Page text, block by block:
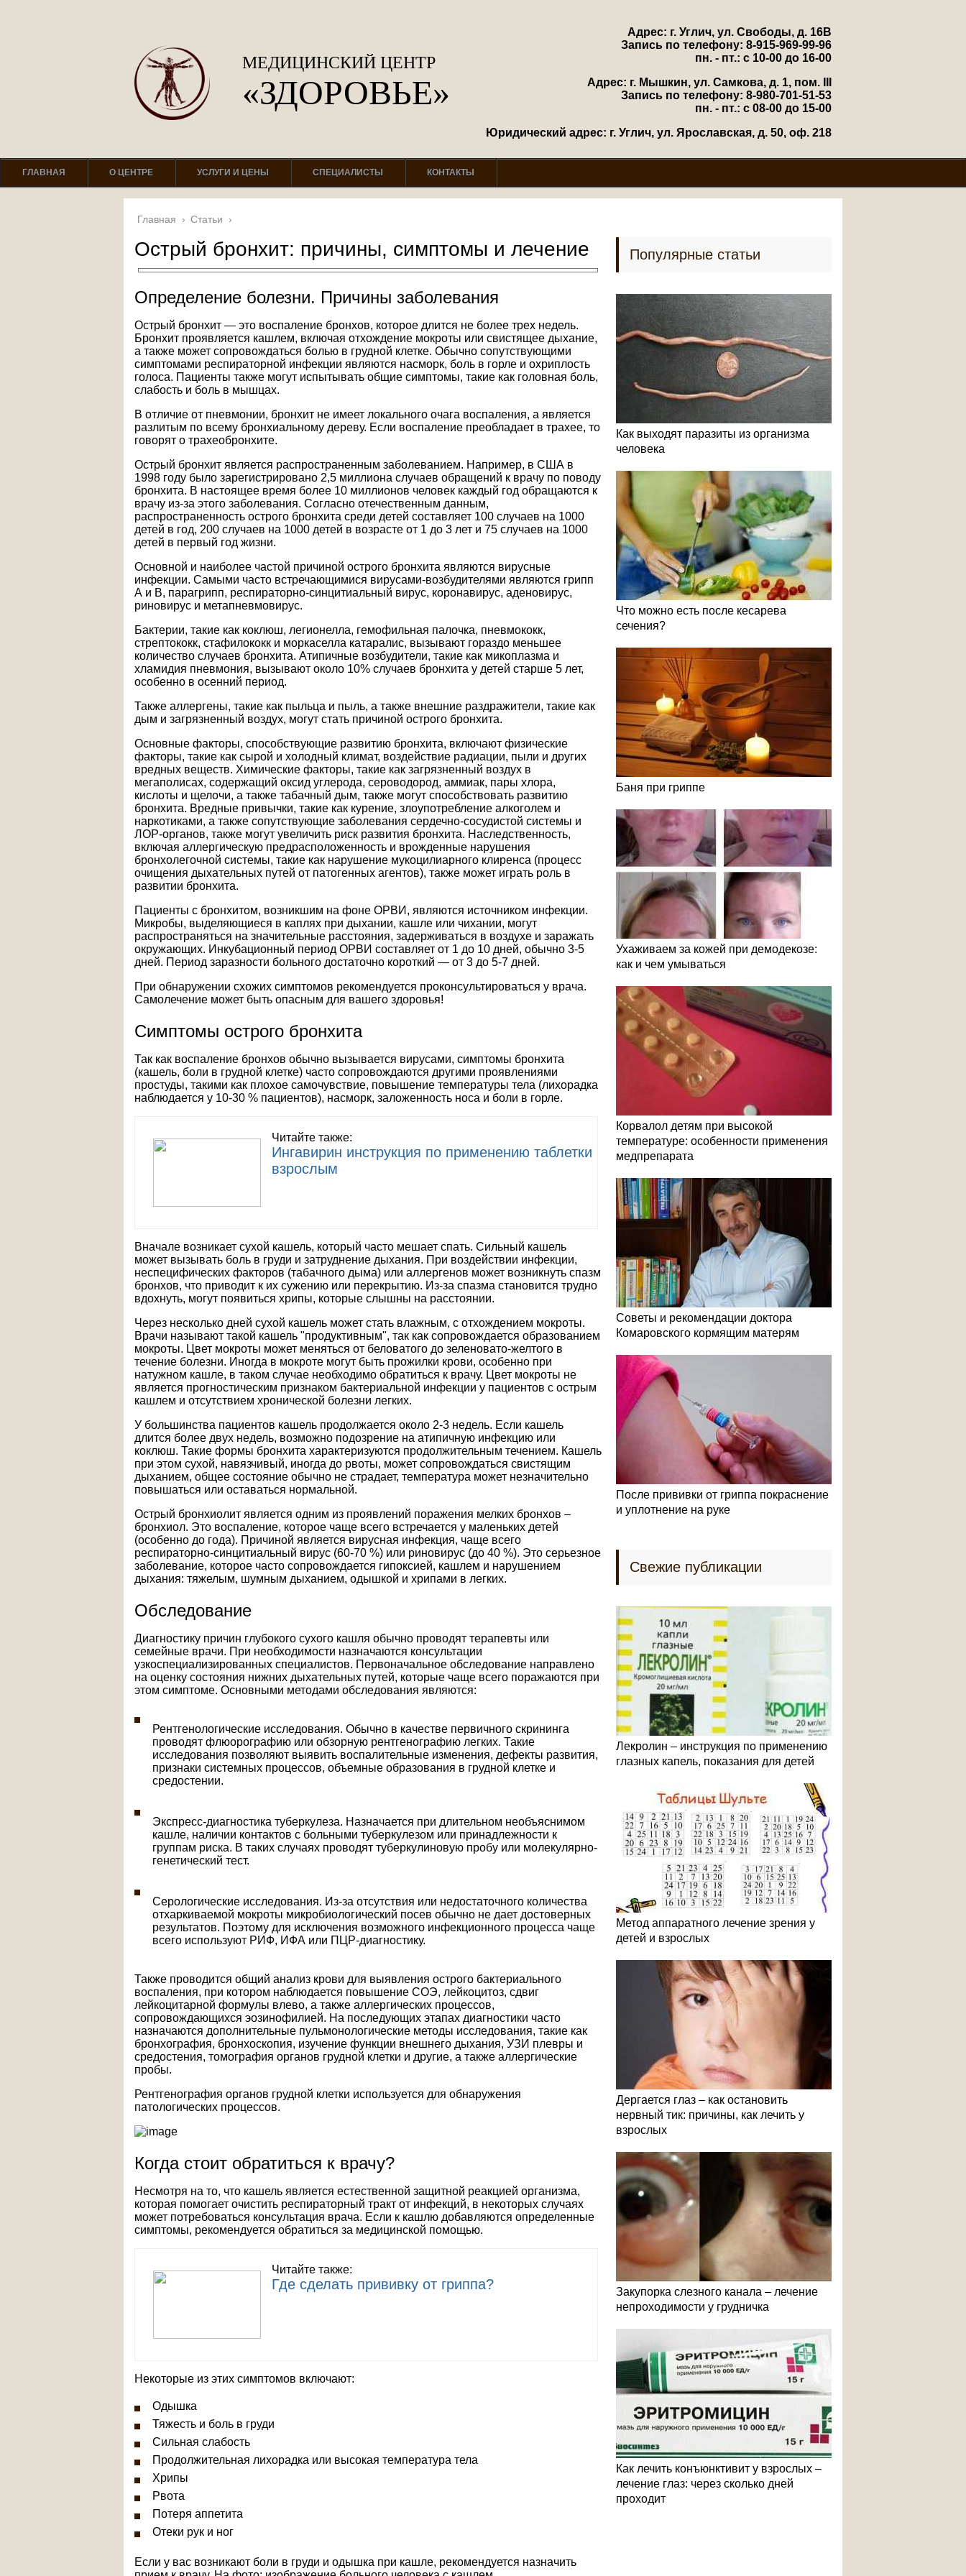
МЕДИЦИНСКИЙ ЦЕНТР
«ЗДОРОВЬЕ»
Адрес: г. Углич, ул. Свободы, д. 16В
Запись по телефону: 8-915-969-99-96
пн. - пт.: с 10-00 до 16-00
Адрес: г. Мышкин, ул. Самкова, д. 1, пом. III
Запись по телефону: 8-980-701-51-53
пн. - пт.: с 08-00 до 15-00
Юридический адрес: г. Углич, ул. Ярославская, д. 50, оф. 218
ГЛАВНАЯ О ЦЕНТРЕ УСЛУГИ И ЦЕНЫ СПЕЦИАЛИСТЫ КОНТАКТЫ
Главная › Статьи ›
Острый бронхит: причины, симптомы и лечение
Определение болезни. Причины заболевания
Острый бронхит — это воспаление бронхов, которое длится не более трех недель.
Бронхит проявляется кашлем, включая отхождение мокроты или свистящее дыхание,
а также может сопровождаться болью в грудной клетке. Обычно сопутствующими
симптомами респираторной инфекции являются насморк, боль в горле и охриплость
голоса. Пациенты также могут испытывать общие симптомы, такие как головная боль,
слабость и боль в мышцах.
В отличие от пневмонии, бронхит не имеет локального очага воспаления, а является
разлитым по всему бронхиальному дереву. Если воспаление преобладает в трахее, то
говорят о трахеобронхите.
Острый бронхит является распространенным заболеванием. Например, в США в
1998 году было зарегистрировано 2,5 миллиона случаев обращений к врачу по поводу
бронхита. В настоящее время более 10 миллионов человек каждый год обращаются к
врачу из-за этого заболевания. Согласно отечественным данным,
распространенность острого бронхита среди детей составляет 100 случаев на 1000
детей в год, 200 случаев на 1000 детей в возрасте от 1 до 3 лет и 75 случаев на 1000
детей в первый год жизни.
Основной и наиболее частой причиной острого бронхита являются вирусные
инфекции. Самыми часто встречающимися вирусами-возбудителями являются грипп
А и В, парагрипп, респираторно-синцитиальный вирус, коронавирус, аденовирус,
риновирус и метапневмовирус.
Бактерии, такие как коклюш, легионелла, гемофильная палочка, пневмококк,
стрептококк, стафилококк и моркаселла катаралис, вызывают гораздо меньшее
количество случаев бронхита. Атипичные возбудители, такие как микоплазма и
хламидия пневмония, вызывают около 10% случаев бронхита у детей старше 5 лет,
особенно в осенний период.
Также аллергены, такие как пыльца и пыль, а также внешние раздражители, такие как
дым и загрязненный воздух, могут стать причиной острого бронхита.
Основные факторы, способствующие развитию бронхита, включают физические
факторы, такие как сырой и холодный климат, воздействие радиации, пыли и других
вредных веществ. Химические факторы, такие как загрязненный воздух в
мегаполисах, содержащий оксид углерода, сероводород, аммиак, пары хлора,
кислоты и щелочи, а также табачный дым, также могут способствовать развитию
бронхита. Вредные привычки, такие как курение, злоупотребление алкоголем и
наркотиками, а также сопутствующие заболевания сердечно-сосудистой системы и
ЛОР-органов, также могут увеличить риск развития бронхита. Наследственность,
включая аллергическую предрасположенность и врожденные нарушения
бронхолегочной системы, такие как нарушение мукоцилиарного клиренса (процесс
очищения дыхательных путей от патогенных агентов), также может играть роль в
развитии бронхита.
Пациенты с бронхитом, возникшим на фоне ОРВИ, являются источником инфекции.
Микробы, выделяющиеся в каплях при дыхании, кашле или чихании, могут
распространяться на значительные расстояния, задерживаться в воздухе и заражать
окружающих. Инкубационный период ОРВИ составляет от 1 до 10 дней, обычно 3-5
дней. Период заразности больного достаточно короткий — от 3 до 5-7 дней.
При обнаружении схожих симптомов рекомендуется проконсультироваться у врача.
Самолечение может быть опасным для вашего здоровья!
Симптомы острого бронхита
Так как воспаление бронхов обычно вызывается вирусами, симптомы бронхита
(кашель, боли в грудной клетке) часто сопровождаются другими проявлениями
простуды, такими как плохое самочувствие, повышение температуры тела (лихорадка
наблюдается у 10-30 % пациентов), насморк, заложенность носа и боли в горле.
Читайте также:
Ингавирин инструкция по применению таблетки
взрослым
Вначале возникает сухой кашель, который часто мешает спать. Сильный кашель
может вызывать боль в груди и затруднение дыхания. При воздействии инфекции,
неспецифических факторов (табачного дыма) или аллергенов может возникнуть спазм
бронхов, что приводит к их сужению или перекрытию. Из-за спазма становится трудно
вдохнуть, могут появиться хрипы, которые слышны на расстоянии.
Через несколько дней сухой кашель может стать влажным, с отхождением мокроты.
Врачи называют такой кашель "продуктивным", так как сопровождается образованием
мокроты. Цвет мокроты может меняться от беловатого до зеленовато-желтого в
течение болезни. Иногда в мокроте могут быть прожилки крови, особенно при
натужном кашле, в таком случае необходимо обратиться к врачу. Цвет мокроты не
является прогностическим признаком бактериальной инфекции у пациентов с острым
кашлем и отсутствием хронической болезни легких.
У большинства пациентов кашель продолжается около 2-3 недель. Если кашель
длится более двух недель, возможно подозрение на атипичную инфекцию или
коклюш. Такие формы бронхита характеризуются продолжительным течением. Кашель
при этом сухой, навязчивый, иногда до рвоты, может сопровождаться свистящим
дыханием, общее состояние обычно не страдает, температура может незначительно
повышаться или оставаться нормальной.
Острый бронхиолит является одним из проявлений поражения мелких бронхов –
бронхиол. Это воспаление, которое чаще всего встречается у маленьких детей
(особенно до года). Причиной является вирусная инфекция, чаще всего
респираторно-синцитиальный вирус (60-70 %) или риновирус (до 40 %). Это серьезное
заболевание, которое часто сопровождается гипоксией, кашлем и нарушением
дыхания: тяжелым, шумным дыханием, одышкой и хрипами в легких.
Обследование
Диагностику причин глубокого сухого кашля обычно проводят терапевты или
семейные врачи. При необходимости назначаются консультации
узкоспециализированных специалистов. Первоначальное обследование направлено
на оценку состояния нижних дыхательных путей, которые чаще всего поражаются при
этом симптоме. Основными методами обследования являются:
Рентгенологические исследования. Обычно в качестве первичного скрининга
проводят флюорографию или обзорную рентгенографию легких. Такие
исследования позволяют выявить воспалительные изменения, дефекты развития,
признаки системных процессов, объемные образования в грудной клетке и
средостении.
Экспресс-диагностика туберкулеза. Назначается при длительном необъяснимом
кашле, наличии контактов с больными туберкулезом или принадлежности к
группам риска. В таких случаях проводят туберкулиновую пробу или молекулярно-
генетический тест.
Серологические исследования. Из-за отсутствия или недостаточного количества
отхаркиваемой мокроты микробиологический посев обычно не дает достоверных
результатов. Поэтому для исключения возможного инфекционного процесса чаще
всего используют РИФ, ИФА или ПЦР-диагностику.
Также проводится общий анализ крови для выявления острого бактериального
воспаления, при котором наблюдается повышение СОЭ, лейкоцитоз, сдвиг
лейкоцитарной формулы влево, а также аллергических процессов,
сопровождающихся эозинофилией. На последующих этапах диагностики часто
назначаются дополнительные пульмонологические методы исследования, такие как
бронхография, бронхоскопия, изучение функции внешнего дыхания, УЗИ плевры и
средостения, томография органов грудной клетки и другие, а также аллергические
пробы.
Рентгенография органов грудной клетки используется для обнаружения
патологических процессов.
Когда стоит обратиться к врачу?
Несмотря на то, что кашель является естественной защитной реакцией организма,
которая помогает очистить респираторный тракт от инфекций, в некоторых случаях
может потребоваться консультация врача. Если к кашлю добавляются определенные
симптомы, рекомендуется обратиться за медицинской помощью.
Читайте также:
Где сделать прививку от гриппа?
Некоторые из этих симптомов включают:
Одышка
Тяжесть и боль в груди
Сильная слабость
Продолжительная лихорадка или высокая температура тела
Хрипы
Рвота
Потеря аппетита
Отеки рук и ног
Если у вас возникают боли в груди и одышка при кашле, рекомендуется назначить
Популярные статьи
Как выходят паразиты из организма
человека
Что можно есть после кесарева
сечения?
Баня при гриппе
Ухаживаем за кожей при демодекозе:
как и чем умываться
Корвалол детям при высокой
температуре: особенности применения
медпрепарата
Советы и рекомендации доктора
Комаровского кормящим матерям
После прививки от гриппа покраснение
и уплотнение на руке
Свежие публикации
Лекролин – инструкция по применению
глазных капель, показания для детей
Метод аппаратного лечение зрения у
детей и взрослых
Дергается глаз – как остановить
нервный тик: причины, как лечить у
взрослых
Закупорка слезного канала – лечение
непроходимости у грудничка
Как лечить конъюнктивит у взрослых –
лечение глаз: через сколько дней
проходит